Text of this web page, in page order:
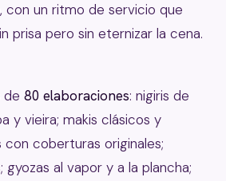
con un ritmo de servicio que
prisa pero sin eternizar la cena.
de 80 elaboraciones: nigiris de
y vieira; makis clásicos y
con coberturas originales;
al vapor y a la plancha;